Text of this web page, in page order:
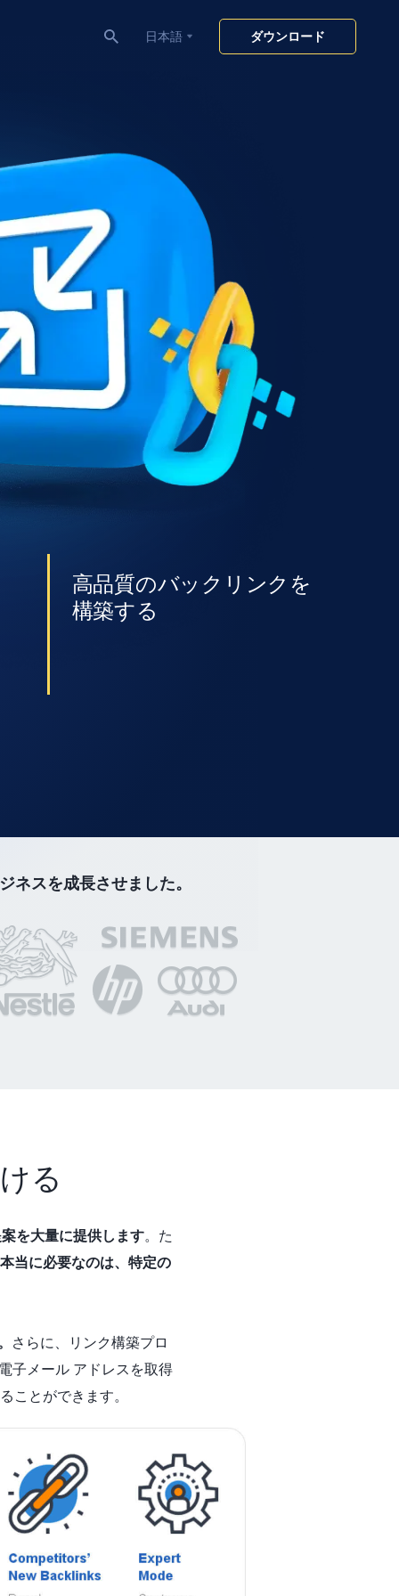
日本語 ダウンロード
高品質のバックリンクを
構築する
ネスを成長させました。
る
を大量に提供します。た
本当に必要なのは、特定の
さらに、リンク構築プロ
子メール アドレスを取得
ことができます。